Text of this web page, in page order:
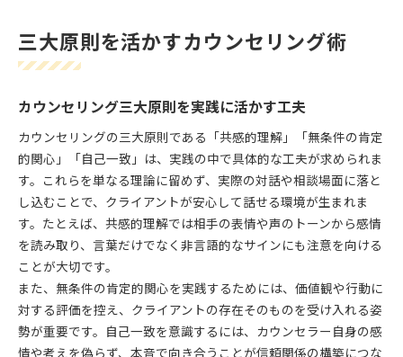
三大原則を活かすカウンセリング術
カウンセリング三大原則を実践に活かす工夫
カウンセリングの三大原則である「共感的理解」「無条件の肯定
的関心」「自己一致」は、実践の中で具体的な工夫が求められま
す。これらを単なる理論に留めず、実際の対話や相談場面に落と
し込むことで、クライアントが安心して話せる環境が生まれま
す。たとえば、共感的理解では相手の表情や声のトーンから感情
を読み取り、言葉だけでなく非言語的なサインにも注意を向ける
ことが大切です。
また、無条件の肯定的関心を実践するためには、価値観や行動に
対する評価を控え、クライアントの存在そのものを受け入れる姿
勢が重要です。自己一致を意識するには、カウンセラー自身の感
情や考えを偽らず、本音で向き合うことが信頼関係の構築につな